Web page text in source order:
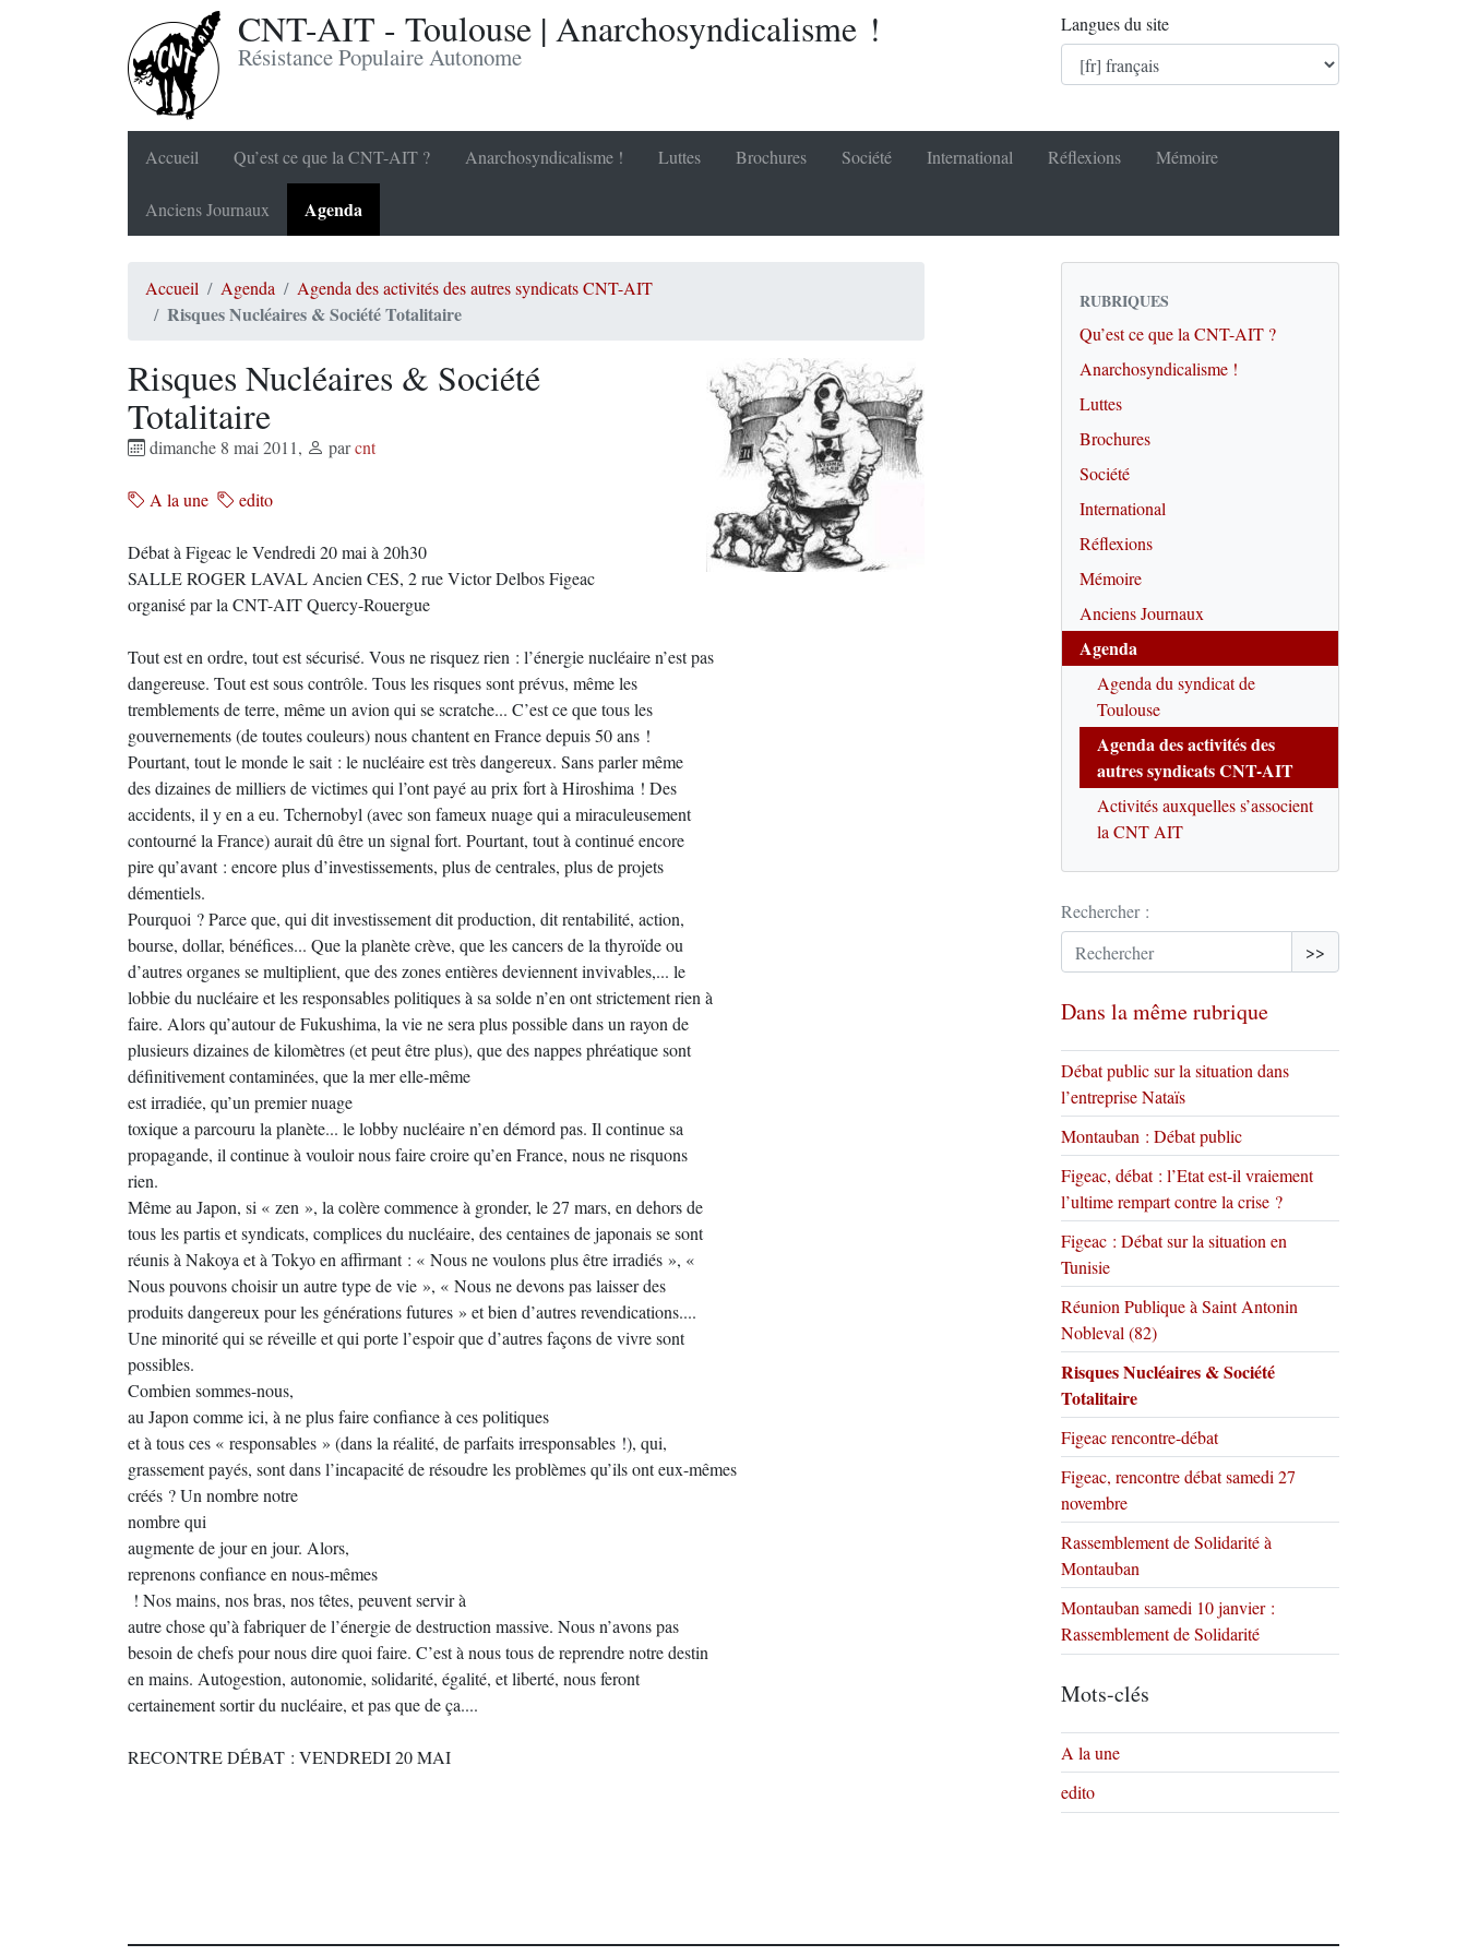
CNT-AIT - Toulouse | Anarchosyndicalisme !
Résistance Populaire Autonome
Langues du site
Accueil Qu’est ce que la CNT-AIT ? Anarchosyndicalisme ! Luttes Brochures Société International Réflexions Mémoire
Anciens Journaux Agenda
Accueil Agenda Agenda des activités des autres syndicats CNT-AIT
Risques Nucléaires & Société Totalitaire
Risques Nucléaires & Société
Totalitaire
dimanche 8 mai 2011, parcnt
A la une edito
Débat à Figeac le Vendredi 20 mai à 20h30
SALLE ROGER LAVAL Ancien CES, 2 rue Victor Delbos Figeac
organisé par la CNT-AIT Quercy-Rouergue
Tout est en ordre, tout est sécurisé. Vous ne risquez rien : l’énergie nucléaire n’est pas
dangereuse. Tout est sous contrôle. Tous les risques sont prévus, même les
tremblements de terre, même un avion qui se scratche... C’est ce que tous les
gouvernements (de toutes couleurs) nous chantent en France depuis 50 ans !
Pourtant, tout le monde le sait : le nucléaire est très dangereux. Sans parler même
des dizaines de milliers de victimes qui l’ont payé au prix fort à Hiroshima ! Des
accidents, il y en a eu. Tchernobyl (avec son fameux nuage qui a miraculeusement
contourné la France) aurait dû être un signal fort. Pourtant, tout à continué encore
pire qu’avant : encore plus d’investissements, plus de centrales, plus de projets
démentiels.
Pourquoi ? Parce que, qui dit investissement dit production, dit rentabilité, action,
bourse, dollar, bénéfices... Que la planète crève, que les cancers de la thyroïde ou
d’autres organes se multiplient, que des zones entières deviennent invivables,... le
lobbie du nucléaire et les responsables politiques à sa solde n’en ont strictement rien à
faire. Alors qu’autour de Fukushima, la vie ne sera plus possible dans un rayon de
plusieurs dizaines de kilomètres (et peut être plus), que des nappes phréatique sont
définitivement contaminées, que la mer elle-même
est irradiée, qu’un premier nuage
toxique a parcouru la planète... le lobby nucléaire n’en démord pas. Il continue sa
propagande, il continue à vouloir nous faire croire qu’en France, nous ne risquons
rien.
Même au Japon, si « zen », la colère commence à gronder, le 27 mars, en dehors de
tous les partis et syndicats, complices du nucléaire, des centaines de japonais se sont
réunis à Nakoya et à Tokyo en affirmant : « Nous ne voulons plus être irradiés », «
Nous pouvons choisir un autre type de vie », « Nous ne devons pas laisser des
produits dangereux pour les générations futures » et bien d’autres revendications....
Une minorité qui se réveille et qui porte l’espoir que d’autres façons de vivre sont
possibles.
Combien sommes-nous,
au Japon comme ici, à ne plus faire confiance à ces politiques
et à tous ces « responsables » (dans la réalité, de parfaits irresponsables !), qui,
grassement payés, sont dans l’incapacité de résoudre les problèmes qu’ils ont eux-mêmes
créés ? Un nombre notre
nombre qui
augmente de jour en jour. Alors,
reprenons confiance en nous-mêmes
! Nos mains, nos bras, nos têtes, peuvent servir à
autre chose qu’à fabriquer de l’énergie de destruction massive. Nous n’avons pas
besoin de chefs pour nous dire quoi faire. C’est à nous tous de reprendre notre destin
en mains. Autogestion, autonomie, solidarité, égalité, et liberté, nous feront
certainement sortir du nucléaire, et pas que de ça....
RECONTRE DÉBAT : VENDREDI 20 MAI
RUBRIQUES
Qu’est ce que la CNT-AIT ?
Anarchosyndicalisme !
Luttes
Brochures
Société
International
Réflexions
Mémoire
Anciens Journaux
Agenda
Agenda du syndicat de
Toulouse
Agenda des activités des
autres syndicats CNT-AIT
Activités auxquelles s’associent
la CNT AIT
Rechercher :
>>
Dans la même rubrique
Débat public sur la situation dans
l’entreprise Nataïs
Montauban : Débat public
Figeac, débat : l’Etat est-il vraiement
l’ultime rempart contre la crise ?
Figeac : Débat sur la situation en
Tunisie
Réunion Publique à Saint Antonin
Nobleval (82)
Risques Nucléaires & Société
Totalitaire
Figeac rencontre-débat
Figeac, rencontre débat samedi 27
novembre
Rassemblement de Solidarité à
Montauban
Montauban samedi 10 janvier :
Rassemblement de Solidarité
Mots-clés
A la une
edito